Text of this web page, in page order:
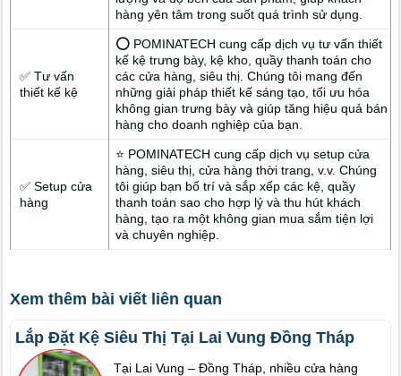
hàng yên tâm trong suốt quá trình sử dụng.
✅ Tư vấn
thiết kế kệ
⭕ POMINATECH cung cấp dịch vụ tư vấn thiết
kế kệ trưng bày, kệ kho, quầy thanh toán cho
các cửa hàng, siêu thị. Chúng tôi mang đến
những giải pháp thiết kế sáng tạo, tối ưu hóa
không gian trưng bày và giúp tăng hiệu quả bán
hàng cho doanh nghiệp của bạn.
✅ Setup cửa
hàng
⭐ POMINATECH cung cấp dịch vụ setup cửa
hàng, siêu thị, cửa hàng thời trang, v.v. Chúng
tôi giúp bạn bố trí và sắp xếp các kệ, quầy
thanh toán sao cho hợp lý và thu hút khách
hàng, tạo ra một không gian mua sắm tiện lợi
và chuyên nghiệp.
Xem thêm bài viết liên quan
Lắp Đặt Kệ Siêu Thị Tại Lai Vung Đồng Tháp
Tại Lai Vung – Đồng Tháp, nhiều cửa hàng